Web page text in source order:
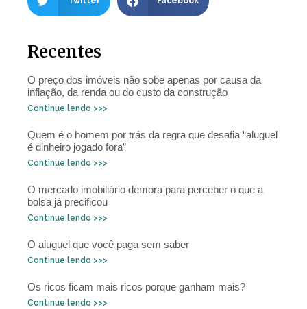
Recentes
O preço dos imóveis não sobe apenas por causa da
inflação, da renda ou do custo da construção
Continue lendo >>>
Quem é o homem por trás da regra que desafia “aluguel
é dinheiro jogado fora”
Continue lendo >>>
O mercado imobiliário demora para perceber o que a
bolsa já precificou
Continue lendo >>>
O aluguel que você paga sem saber
Continue lendo >>>
Os ricos ficam mais ricos porque ganham mais?
Continue lendo >>>